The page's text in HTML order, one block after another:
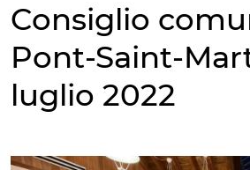
Consiglio
Pont-Saint-
luglio 2022